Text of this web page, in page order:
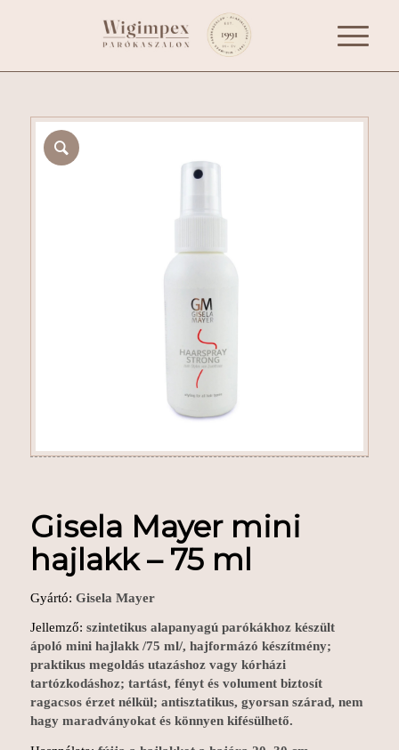
Gisela Mayer mini
hajlakk – 75 ml
Gyártó: Gisela Mayer
Jellemző: szintetikus alapanyagú parókákhoz készült
ápoló mini hajlakk /75 ml/, hajformázó készítmény;
praktikus megoldás utazáshoz vagy kórházi
tartózkodáshoz; tartást, fényt és volument biztosít
ragacsos érzet nélkül; antisztatikus, gyorsan szárad, nem
hagy maradványokat és könnyen kifésülhető.